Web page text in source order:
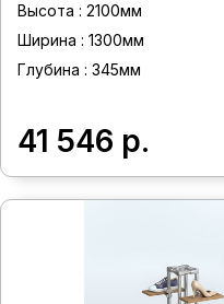
Высота : 2100мм
Ширина : 1300мм
Глубина : 345мм
41 546 р.